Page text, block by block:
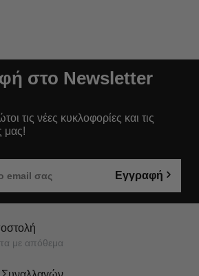
στο Newsletter
τις νέες κυκλοφορίες και τις
μας!
Εγγραφή
με απόθεμα